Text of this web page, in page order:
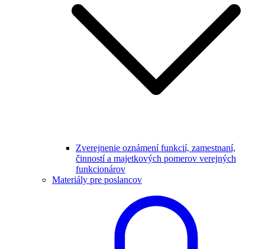
Zverejnenie oznámení funkcií, zamestnaní,
činností a majetkových pomerov verejných
funkcionárov
Materiály pre poslancov